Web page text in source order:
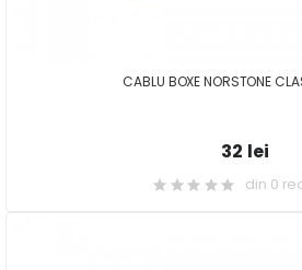
CABLU BOXE NORSTONE
32 lei
din 0